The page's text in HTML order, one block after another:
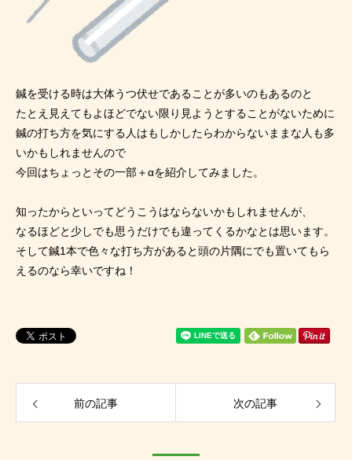
鍼を受ける時は大体うつ伏せであることが多いのもあるのと
たとえ見えてもよほどでない限り見ようとすることがないために
鍼の打ち方を気にする人はもしかしたらわからないままな人も多
いかもしれませんので
今回はちょっとその一部＋αを紹介してみました。
知ったからといってどうこうはならないかもしれませんが、
なるほどと少しでも思うだけでも違ってくるかなとは思います。
そして鍼1本で色々な打ち方があると頭の片隅にでも置いてもら
えるのなら幸いですね！
前の記事 次の記事